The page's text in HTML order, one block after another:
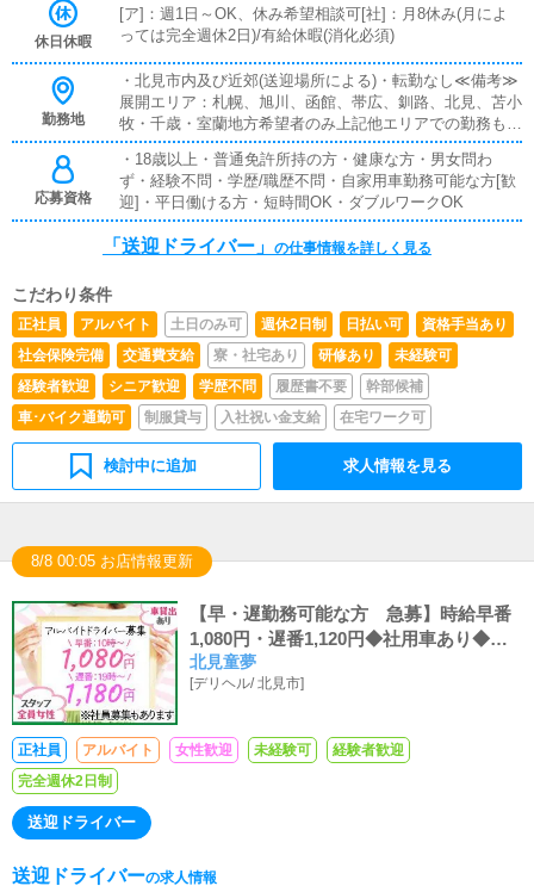
(正社員のみ)・お客様からの電話の対応、予約確認、ドラ
イバーへの配車指示等
休日休暇
[ア]：週1日～OK、休み希望相談可[社]：月8休み(月によ
っては完全週休2日)/有給休暇(消化必須)
勤務地
・北見市内及び近郊(送迎場所による)・転勤なし≪備考≫
展開エリア：札幌、旭川、函館、帯広、釧路、北見、苫小
牧・千歳・室蘭地方希望者のみ上記他エリアでの勤務も可
能。
応募資格
・18歳以上・普通免許所持の方・健康な方・男女問わ
ず・経験不問・学歴/職歴不問・自家用車勤務可能な方[歓
迎]・平日働ける方・短時間OK・ダブルワークOK
「送迎ドライバー」 の仕事情報を詳しく見る
こだわり条件
正社員 アルバイト 土日のみ可 週休2日制 日払い可
資格手当あり
社会保険完備
交通費支給 寮・社宅あり 研修あり
未経験可
経験者歓迎
シニア歓迎 学歴不問 履歴書不要
幹部候補
車･バイク通勤可
制服貸与 入社祝い金支給 在宅ワーク可
検討中に追加 求人情報を見る
8/8 00:05 お店情報更新
【早・遅勤務可能な方 急募】時給早番
1,080円・遅番1,120円◆社用車あり◆送迎
バイト募集！女性大歓迎！未経験OK
北見童夢
[デリヘル/北見市]
正社員 アルバイト 女性歓迎 未経験可
経験者歓迎
完全週休2日制
送迎ドライバー
送迎ドライバーの求人情報